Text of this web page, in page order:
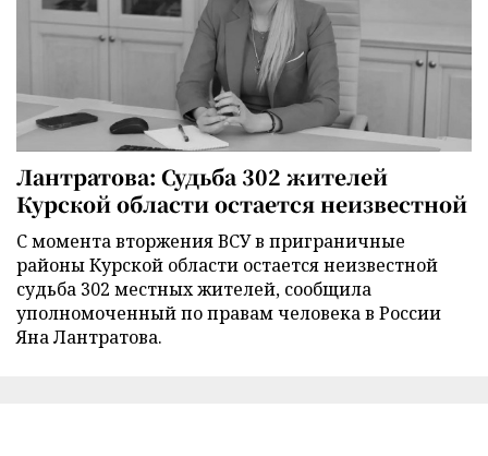
Лантратова: Судьба 302 жителей
Курской области остается неизвестной
С момента вторжения ВСУ в приграничные
районы Курской области остается неизвестной
судьба 302 местных жителей, сообщила
уполномоченный по правам человека в России
Яна Лантратова.